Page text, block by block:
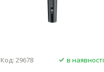
Код: 29678
в наявності